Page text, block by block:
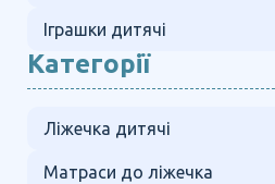
Іграшки дитячі
Категорії
Ліжечка дитячі
Матраси до ліжечка